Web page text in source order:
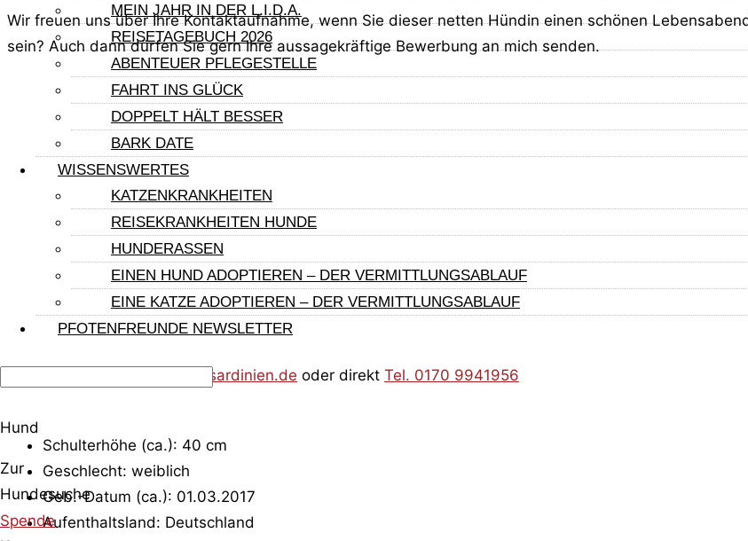
MEIN JAHR IN DER L.I.D.A.
REISETAGEBUCH 2026
ABENTEUER PFLEGESTELLE
FAHRT INS GLÜCK
DOPPELT HÄLT BESSER
BARK DATE
WISSENSWERTES
KATZENKRANKHEITEN
REISEKRANKHEITEN HUNDE
HUNDERASSEN
EINEN HUND ADOPTIEREN – DER VERMITTLUNGSABLAUF
EINE KATZE ADOPTIEREN – DER VERMITTLUNGSABLAUF
PFOTENFREUNDE NEWSLETTER
Hund
Zur
Hundesuche
Spende
Wir freuen uns über Ihre Kontaktaufnahme, wenn Sie dieser netten Hündin einen schönen
sein? Auch dann dürfen Sie gern Ihre aussagekräftige Bewerbung an mich senden.
Hinweis:
Die Angaben über die Tiere in Deutschland, werden in Zusammenarbeit mit unseren Pflegestellen
Deutschland auf einer Pflegestelle sind, werden mindestens einmal einem Tierarzt vorgestellt. Beim
kontrolliert. Zudem wird dem Hund Blut zur Kontrolle der Reisekrankheiten entnommen. Krankheiten
Schlummernde Krankheiten sind immer möglich. Die Mehrzahl unserer Vermittlungstiere hat nie ein
keine guten Erfahrungen gemacht Diese Prägungen können bei einigen Tieren psychische Spuren oder
Alex Sieber
alex.sieber@pfotenfreunde-sardinien.de oder direkt Tel. 0170 9941956
Schulterhöhe (ca.): 40 cm
Geschlecht: weiblich
Geb.-Datum (ca.): 01.03.2017
Aufenthaltsland: Deutschland